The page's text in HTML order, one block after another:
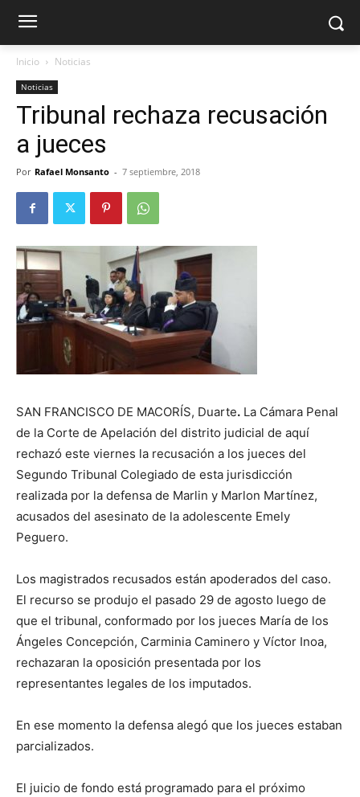
Inicio Noticias
Noticias
Tribunal rechaza recusación
a jueces
Por Rafael Monsanto - 7 septiembre, 2018
SAN FRANCISCO DE MACORÍS, Duarte. La Cámara Penal
de la Corte de Apelación del distrito judicial de aquí
rechazó este viernes la recusación a los jueces del
Segundo Tribunal Colegiado de esta jurisdicción
realizada por la defensa de Marlin y Marlon Martínez,
acusados del asesinato de la adolescente Emely
Peguero.
Los magistrados recusados están apoderados del caso.
El recurso se produjo el pasado 29 de agosto luego de
que el tribunal, conformado por los jueces María de los
Ángeles Concepción, Carminia Caminero y Víctor Inoa,
rechazaran la oposición presentada por los
representantes legales de los imputados.
En ese momento la defensa alegó que los jueces estaban
parcializados.
El juicio de fondo está programado para el próximo